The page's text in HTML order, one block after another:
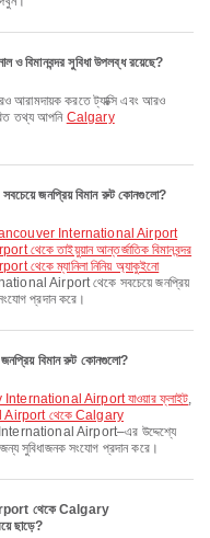
সুবিধা উপলব্ধ রয়েছে?
তথ্য আপনি Calgary
জনপ্রিয় বিমান রুট কোনগুলো?
তাইয়ুয়ান আন্তর্জাতিক বিমানবন্দর
ম্যানিলা নিনিয় অ্যাকুইনো
Airport থেকে সবচেয়ে জনপ্রিয়
প্রদান করে।
বিমান রুট কোনগুলো?
Airport যাওয়ার ফ্লাইট,
থেকে Calgary
Airport–এর উদ্দেশ্যে
সুবিধাজনক সংযোগ প্রদান করে।
থেকে Calgary
ছাড়ে?